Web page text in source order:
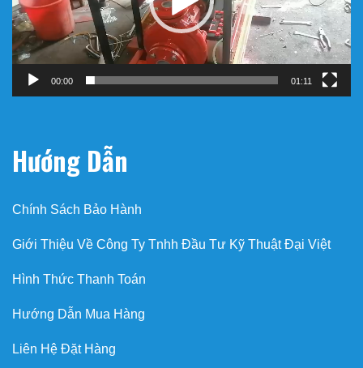
00:00 01:11
Hướng Dẫn
Chính Sách Bảo Hành
Giới Thiệu Về Công Ty Tnhh Đầu Tư Kỹ Thuật Đại Việt
Hình Thức Thanh Toán
Hướng Dẫn Mua Hàng
Liên Hệ Đặt Hàng